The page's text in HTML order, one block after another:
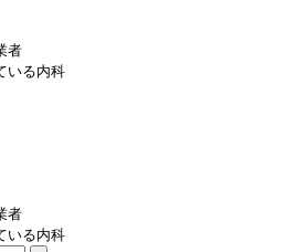
者
いる内科
者
いる内科